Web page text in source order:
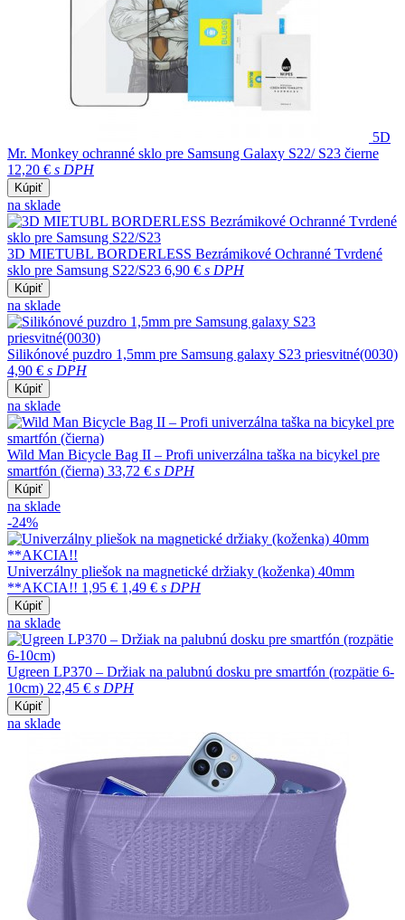
5D
Mr. Monkey ochranné sklo pre Samsung Galaxy S22/ S23 čierne
12,20 € s DPH
Kúpiť
na sklade
3D MIETUBL BORDERLESS Bezrámikové Ochranné Tvrdené
sklo pre Samsung S22/S23 6,90 € s DPH
Kúpiť
na sklade
Silikónové puzdro 1,5mm pre Samsung galaxy S23 priesvitné(0030)
4,90 € s DPH
Kúpiť
na sklade
Wild Man Bicycle Bag II – Profi univerzálna taška na bicykel pre
smartfón (čierna) 33,72 € s DPH
Kúpiť
na sklade
-24%
Univerzálny pliešok na magnetické držiaky (koženka) 40mm
**AKCIA!! 1,95 € 1,49 € s DPH
Kúpiť
na sklade
Ugreen LP370 – Držiak na palubnú dosku pre smartfón (rozpätie 6-
10cm) 22,45 € s DPH
Kúpiť
na sklade